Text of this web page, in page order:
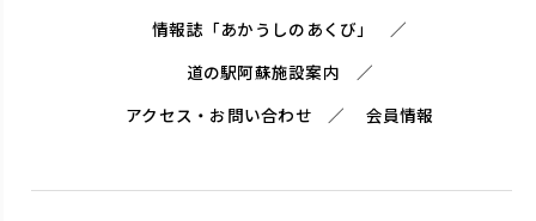
情報誌「あかうしのあくび」
道の駅阿蘇施設案内
アクセス・お問い合わせ
会員情報